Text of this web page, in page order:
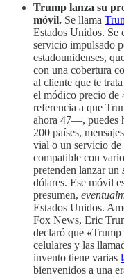
Trump lanza su
móvil. Se llama
Estados Unidos. Se
servicio impulsado
estadounidenses,
con una cobertura
al cliente que te
el módico precio de
referencia a que
ahora 47—, puedes
200 países,
vial o un servicio de
compatible con
pretenden lanzar un
dólares. Ese móvil
presumen,
Estados Unidos.
Fox News, Eric
declaró que «Trump
celulares y las
invento tiene varias
bienvenidos a una